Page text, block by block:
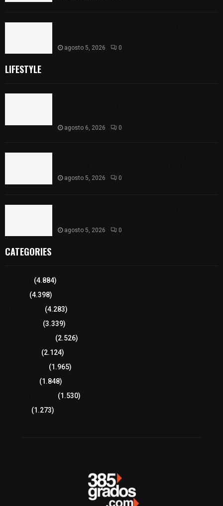
agosto 5, 2026 0
LIFESTYLE
agosto 6, 2026 0
agosto 5, 2026 0
agosto 5, 2026 0
CATEGORIES
(4.884)
(4.398)
(4.283)
(3.339)
(2.526)
(2.124)
(1.965)
(1.848)
(1.530)
(1.273)